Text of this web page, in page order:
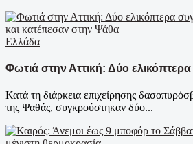
Ελλάδα
Φωτιά στην Αττική: Δύο
Κατά τη διάρκεια επιχείρησης
της Ψαθάς, συγκρούστηκαν δύο...